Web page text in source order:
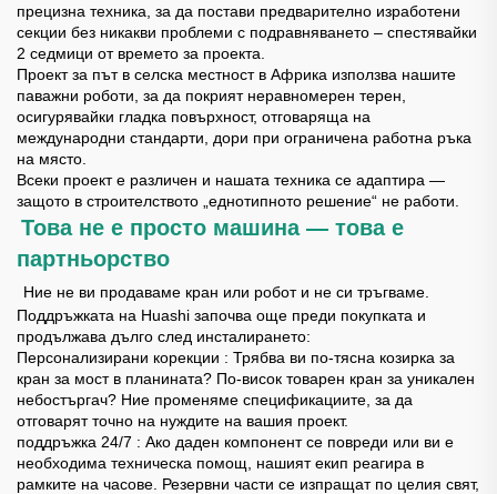
прецизна техника, за да постави предварително изработени
секции без никакви проблеми с подравняването – спестявайки
2 седмици от времето за проекта.
Проект за път в селска местност в Африка използва нашите
паважни роботи, за да покрият неравномерен терен,
осигурявайки гладка повърхност, отговаряща на
международни стандарти, дори при ограничена работна ръка
на място.
Всеки проект е различен и нашата техника се адаптира —
защото в строителството „еднотипното решение“ не работи.
Това не е просто машина — това е
партньорство
Ние не ви продаваме кран или робот и не си тръгваме.
Поддръжката на Huashi започва още преди покупката и
продължава дълго след инсталирането:
Персонализирани корекции : Трябва ви по-тясна козирка за
кран за мост в планината? По-висок товарен кран за уникален
небостъргач? Ние променяме спецификациите, за да
отговарят точно на нуждите на вашия проект.
поддръжка 24/7 : Ако даден компонент се повреди или ви е
необходима техническа помощ, нашият екип реагира в
рамките на часове. Резервни части се изпращат по целия свят,